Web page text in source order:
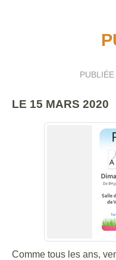
LE 15 MARS 2020
Comme tous les ans,